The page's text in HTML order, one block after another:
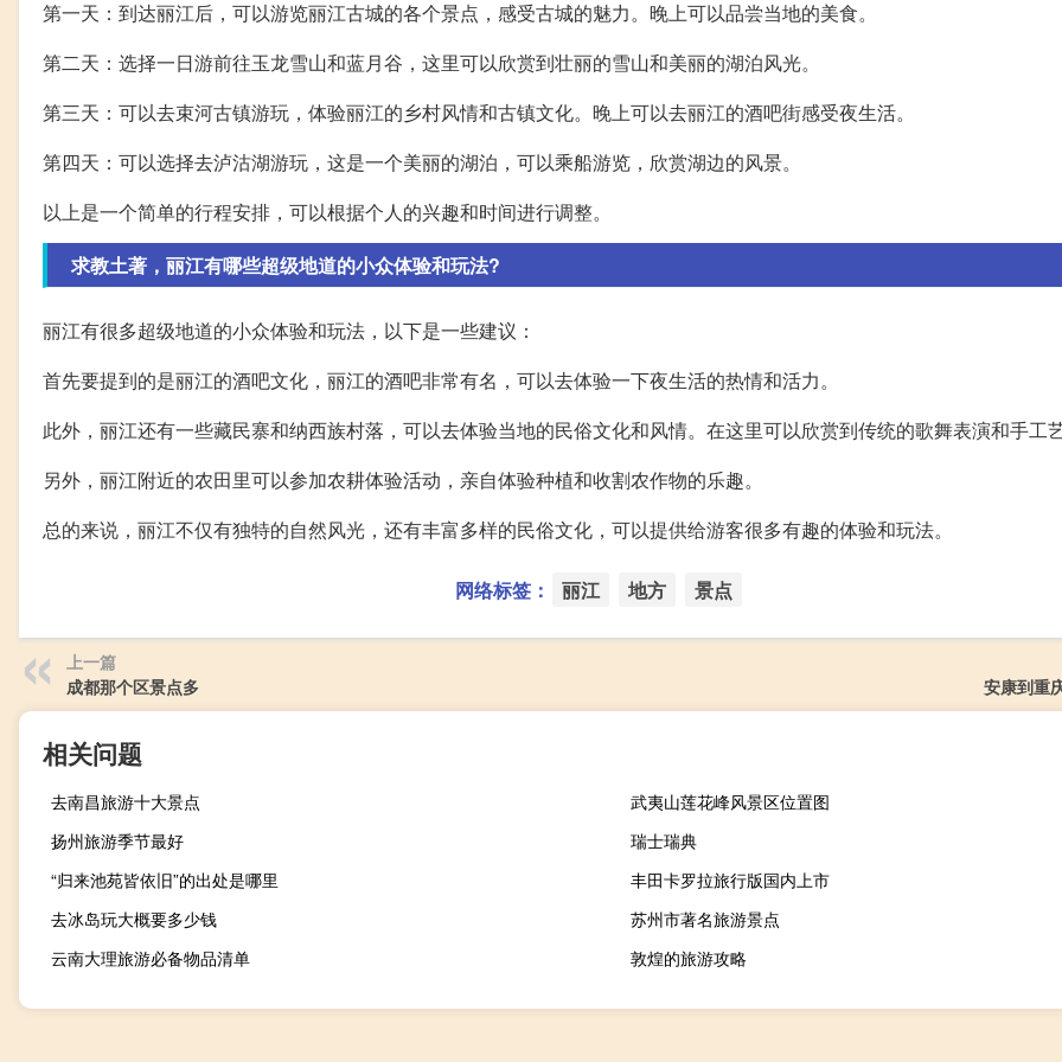
第一天：到达丽江后，可以游览丽江古城的各个景点，感受古城的魅力。晚上可以品尝当地的美食。
第二天：选择一日游前往玉龙雪山和蓝月谷，这里可以欣赏到壮丽的雪山和美丽的湖泊风光。
第三天：可以去束河古镇游玩，体验丽江的乡村风情和古镇文化。晚上可以去丽江的酒吧街感受夜生活。
第四天：可以选择去泸沽湖游玩，这是一个美丽的湖泊，可以乘船游览，欣赏湖边的风景。
以上是一个简单的行程安排，可以根据个人的兴趣和时间进行调整。
求教土著，丽江有哪些超级地道的小众体验和玩法?
丽江有很多超级地道的小众体验和玩法，以下是一些建议：
首先要提到的是丽江的酒吧文化，丽江的酒吧非常有名，可以去体验一下夜生活的热情和活力。
此外，丽江还有一些藏民寨和纳西族村落，可以去体验当地的民俗文化和风情。在这里可以欣赏到传统的歌舞表演和手工艺
另外，丽江附近的农田里可以参加农耕体验活动，亲自体验种植和收割农作物的乐趣。
总的来说，丽江不仅有独特的自然风光，还有丰富多样的民俗文化，可以提供给游客很多有趣的体验和玩法。
网络标签： 丽江 地方 景点
上一篇
成都那个区景点多
安康到重
相关问题
去南昌旅游十大景点
武夷山莲花峰风景区位置图
扬州旅游季节最好
瑞士瑞典
“归来池苑皆依旧”的出处是哪里
丰田卡罗拉旅行版国内上市
去冰岛玩大概要多少钱
苏州市著名旅游景点
云南大理旅游必备物品清单
敦煌的旅游攻略